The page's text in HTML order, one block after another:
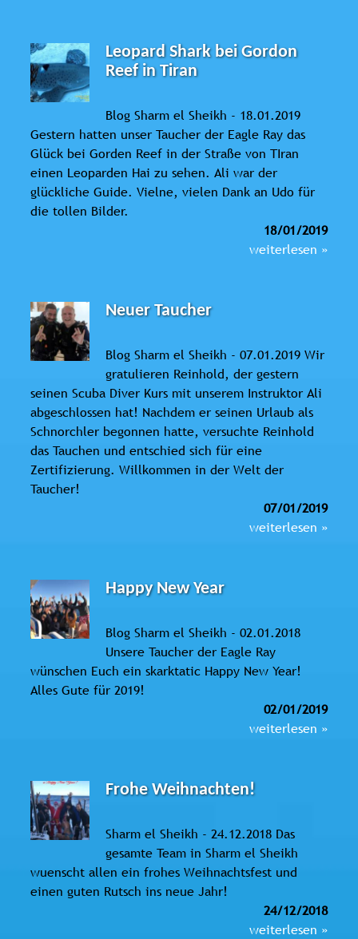
Leopard Shark bei Gordon
Reef in Tiran
Blog Sharm el Sheikh - 18.01.2019
Gestern hatten unser Taucher der Eagle Ray das
Glück bei Gorden Reef in der Straße von TIran
einen Leoparden Hai zu sehen. Ali war der
glückliche Guide. Vielne, vielen Dank an Udo für
die tollen Bilder.
18/01/2019
weiterlesen »
Neuer Taucher
Blog Sharm el Sheikh - 07.01.2019 Wir
gratulieren Reinhold, der gestern
seinen Scuba Diver Kurs mit unserem Instruktor Ali
abgeschlossen hat! Nachdem er seinen Urlaub als
Schnorchler begonnen hatte, versuchte Reinhold
das Tauchen und entschied sich für eine
Zertifizierung. Willkommen in der Welt der
Taucher!
07/01/2019
weiterlesen »
Happy New Year
Blog Sharm el Sheikh - 02.01.2018
Unsere Taucher der Eagle Ray
wünschen Euch ein skarktatic Happy New Year!
Alles Gute für 2019!
02/01/2019
weiterlesen »
Frohe Weihnachten!
Sharm el Sheikh - 24.12.2018 Das
gesamte Team in Sharm el Sheikh
wuenscht allen ein frohes Weihnachtsfest und
einen guten Rutsch ins neue Jahr!
24/12/2018
weiterlesen »